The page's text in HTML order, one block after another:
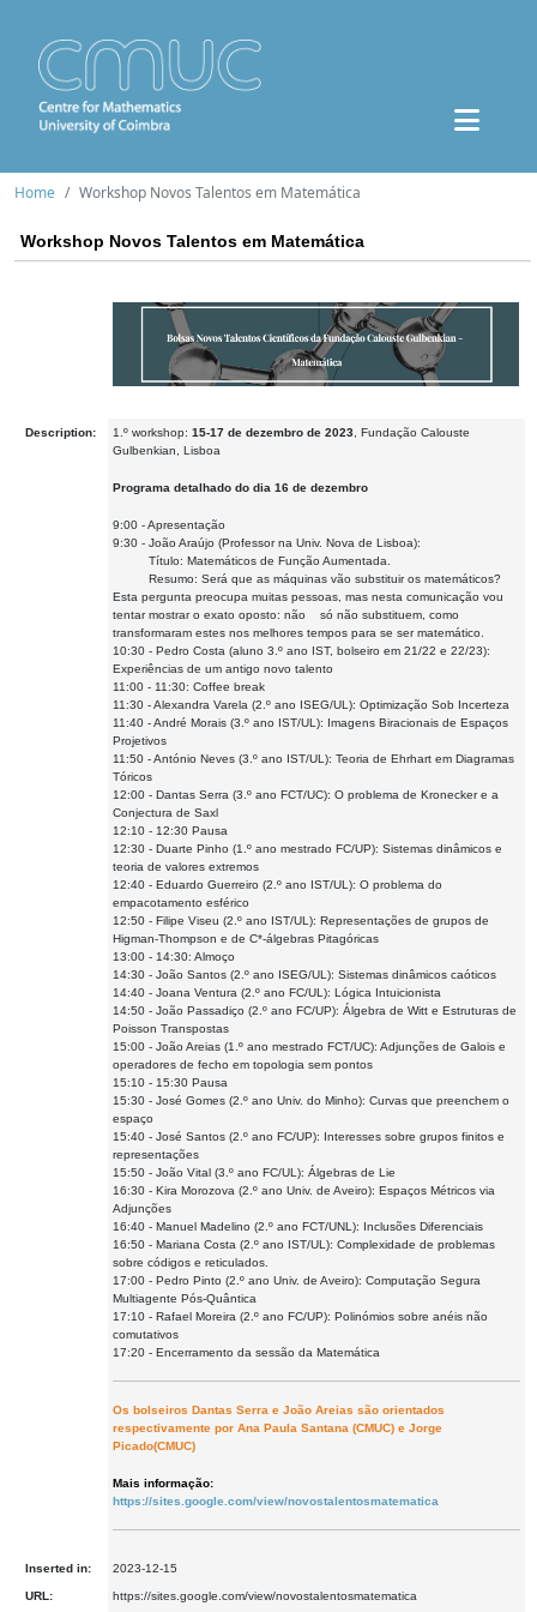
Home Workshop Novos Talentos em Matemática
Workshop Novos Talentos em Matemática
Description: 1.º workshop: 15-17 de dezembro de 2023 , Fundação Calouste
Gulbenkian, Lisboa
Programa detalhado do dia 16 de dezembro
9:00 - Apresentação
9:30 - João Araújo (Professor na Univ. Nova de Lisboa):
Título: Matemáticos de Função Aumentada.
Resumo: Será que as máquinas vão substituir os matemáticos?
Esta pergunta preocupa muitas pessoas, mas nesta comunicação vou
tentar mostrar o exato oposto: não só não substituem, como
transformaram estes nos melhores tempos para se ser matemático.
10:30 - Pedro Costa (aluno 3.º ano IST, bolseiro em 21/22 e 22/23):
Experiências de um antigo novo talento
11:00 - 11:30: Coffee break
11:30 - Alexandra Varela (2.º ano ISEG/UL): Optimização Sob Incerteza
11:40 - André Morais (3.º ano IST/UL): Imagens Biracionais de Espaços
Projetivos
11:50 - António Neves (3.º ano IST/UL): Teoria de Ehrhart em Diagramas
Tóricos
12:00 - Dantas Serra (3.º ano FCT/UC): O problema de Kronecker e a
Conjectura de Saxl
12:10 - 12:30 Pausa
12:30 - Duarte Pinho (1.º ano mestrado FC/UP): Sistemas dinâmicos e
teoria de valores extremos
12:40 - Eduardo Guerreiro (2.º ano IST/UL): O problema do
empacotamento esférico
12:50 - Filipe Viseu (2.º ano IST/UL): Representações de grupos de
Higman-Thompson e de C*-álgebras Pitagóricas
13:00 - 14:30: Almoço
14:30 - João Santos (2.º ano ISEG/UL): Sistemas dinâmicos caóticos
14:40 - Joana Ventura (2.º ano FC/UL): Lógica Intuicionista
14:50 - João Passadiço (2.º ano FC/UP): Álgebra de Witt e Estruturas de
Poisson Transpostas
15:00 - João Areias (1.º ano mestrado FCT/UC): Adjunções de Galois e
operadores de fecho em topologia sem pontos
15:10 - 15:30 Pausa
15:30 - José Gomes (2.º ano Univ. do Minho): Curvas que preenchem o
espaço
15:40 - José Santos (2.º ano FC/UP): Interesses sobre grupos finitos e
representações
15:50 - João Vital (3.º ano FC/UL): Álgebras de Lie
16:30 - Kira Morozova (2.º ano Univ. de Aveiro): Espaços Métricos via
Adjunções
16:40 - Manuel Madelino (2.º ano FCT/UNL): Inclusões Diferenciais
16:50 - Mariana Costa (2.º ano IST/UL): Complexidade de problemas
sobre códigos e reticulados.
17:00 - Pedro Pinto (2.º ano Univ. de Aveiro): Computação Segura
Multiagente Pós-Quântica
17:10 - Rafael Moreira (2.º ano FC/UP): Polinómios sobre anéis não
comutativos
17:20 - Encerramento da sessão da Matemática
Os bolseiros Dantas Serra e João Areias são orientados
respectivamente por Ana Paula Santana (CMUC) e Jorge
Picado(CMUC)
Mais informação:
https://sites.google.com/view/novostalentosmatematica
Inserted in: 2023-12-15
URL: https://sites.google.com/view/novostalentosmatematica